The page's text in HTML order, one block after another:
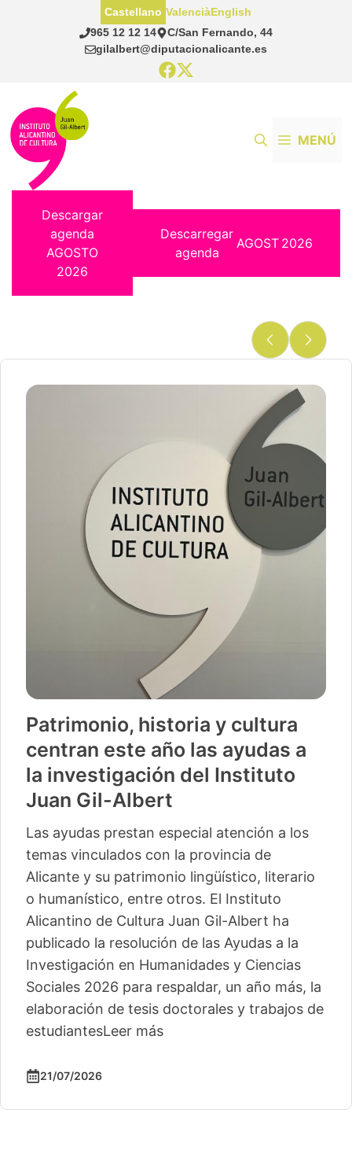
965 12 12 14
C/San Fernando, 44
gilalbert@diputacionalicante.es
Castellano ValenciàEnglish
MENÚ
Descargar
agenda
AGOSTO
2026
Descarregar
agenda
AGOST 2026
Patrimonio, historia y cultura
centran este año las ayudas a
la investigación del Instituto
Juan Gil-Albert
Las ayudas prestan especial atención a los
temas vinculados con la provincia de
Alicante y su patrimonio lingüístico, literario
o humanístico, entre otros. El Instituto
Alicantino de Cultura Juan Gil-Albert ha
publicado la resolución de las Ayudas a la
Investigación en Humanidades y Ciencias
Sociales 2026 para respaldar, un año más, la
elaboración de tesis doctorales y trabajos de
estudiantesLeer más
21/07/2026